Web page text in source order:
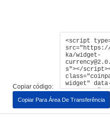
Copiar código:
Copiar Para Área De Transferência